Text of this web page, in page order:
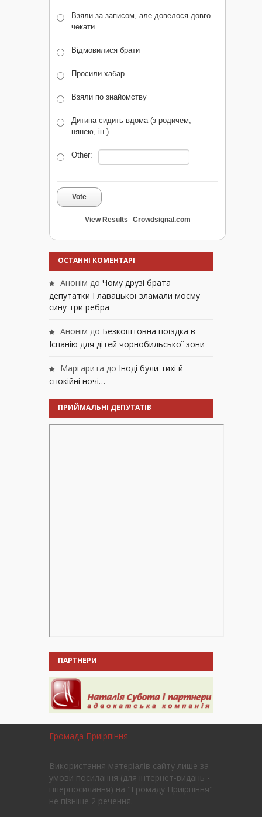
Взяли за записом, але довелося довго
чекати
Відмовилися брати
Просили хабар
Взяли по знайомству
Дитина сидить вдома (з родичем,
нянею, ін.)
Other:
Vote
View Results Crowdsignal.com
ОСТАННІ КОМЕНТАРІ
Анонім до Чому друзі брата
депутатки Главацької зламали моєму
сину три ребра
Анонім до Безкоштовна поїздка в
Іспанію для дітей чорнобильської зони
Маргарита до Іноді були тихі й
спокійні ночі…
ПРИЙМАЛЬНІ ДЕПУТАТІВ
ПАРТНЕРИ
Громада Приірпіння
Використання матеріалів сайту лише за
умови посилання (для інтернет-видань -
гіперпосилання) на "Громаду Приірпіння"
не пізніше 2 речення.